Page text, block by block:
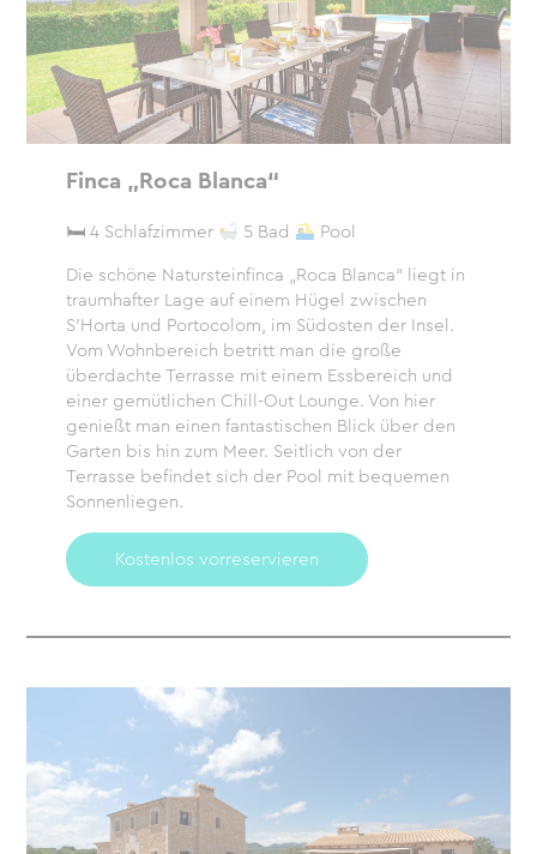
Finca „Roca Blanca“
🛏 4 Schlafzimmer 5 Bad
Pool
Die schöne Natursteinfinca „Roca Blanca“ liegt in
traumhafter Lage auf einem Hügel zwischen
S’Horta und Portocolom, im Südosten der Insel.
Vom Wohnbereich betritt man die große
überdachte Terrasse mit einem Essbereich und
einer gemütlichen Chill-Out Lounge. Von hier
genießt man einen fantastischen Blick über den
Garten bis hin zum Meer. Seitlich von der
Terrasse befindet sich der Pool mit bequemen
Sonnenliegen.
Kostenlos vorreservieren